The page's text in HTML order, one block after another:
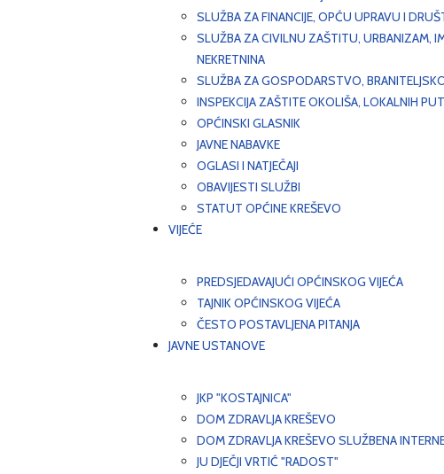
SLUŽBA ZA FINANCIJE, OPĆU UPRAVU I
SLUŽBA ZA CIVILNU ZAŠTITU, URBANIZAM,
NEKRETNINA
SLUŽBA ZA GOSPODARSTVO,
INSPEKCIJA ZAŠTITE OKOLIŠA, LOKALNIH
OPĆINSKI GLASNIK
JAVNE NABAVKE
OGLASI I NATJEČAJI
OBAVIJESTI SLUŽBI
STATUT OPĆINE KREŠEVO
VIJEĆE
PREDSJEDAVAJUĆI OPĆINSKOG VIJEĆA
TAJNIK OPĆINSKOG VIJEĆA
ČESTO POSTAVLJENA PITANJA
JAVNE USTANOVE
JKP "KOSTAJNICA"
DOM ZDRAVLJA KREŠEVO
DOM ZDRAVLJA KREŠEVO SLUŽBENA
JU DJEČJI VRTIĆ "RADOST"